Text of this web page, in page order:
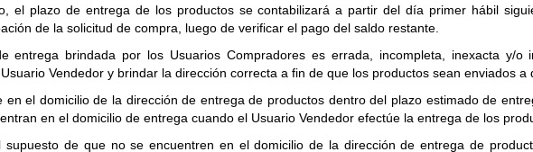
el plazo de entrega de los productos se contabilizará a partir del día primer hábil
de la solicitud de compra, luego de verificar el pago del saldo restante.
entrega brindada por los Usuarios Compradores es errada, incompleta, inexacta y/o
Vendedor y brindar la dirección correcta a fin de que los productos sean enviados a
el domicilio de la dirección de entrega de productos dentro del plazo estimado de
en el domicilio de entrega cuando el Usuario Vendedor efectúe la entrega de los
de que no se encuentren en el domicilio de la dirección de entrega de